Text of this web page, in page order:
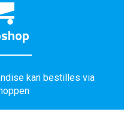
kan bestilles via